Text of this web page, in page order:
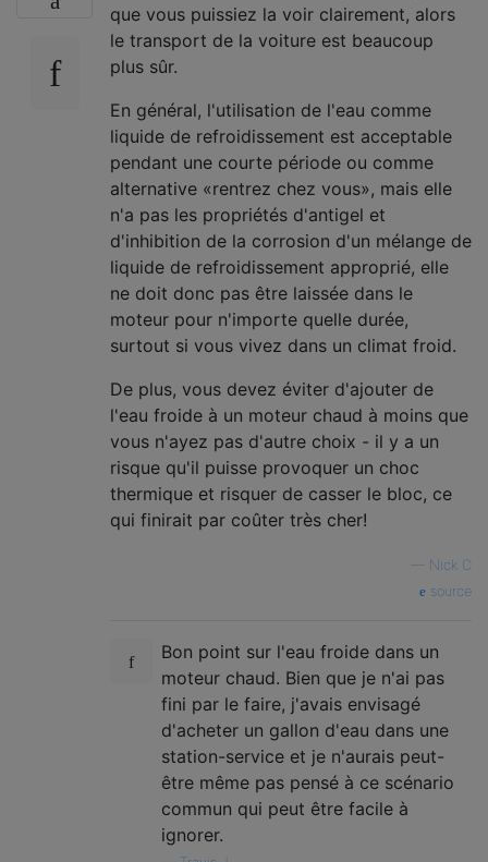
que vous puissiez la voir clairement, alors
le transport de la voiture est beaucoup
plus sûr.
En général, l'utilisation de l'eau comme
liquide de refroidissement est acceptable
pendant une courte période ou comme
alternative «rentrez chez vous», mais elle
n'a pas les propriétés d'antigel et
d'inhibition de la corrosion d'un mélange de
liquide de refroidissement approprié, elle
ne doit donc pas être laissée dans le
moteur pour n'importe quelle durée,
surtout si vous vivez dans un climat froid.
De plus, vous devez éviter d'ajouter de
l'eau froide à un moteur chaud à moins que
vous n'ayez pas d'autre choix - il y a un
risque qu'il puisse provoquer un choc
thermique et risquer de casser le bloc, ce
qui finirait par coûter très cher!
Nick C
source
Bon point sur l'eau froide dans un
moteur chaud. Bien que je n'ai pas
fini par le faire, j'avais envisagé
d'acheter un gallon d'eau dans une
station-service et je n'aurais peut-
être même pas pensé à ce scénario
commun qui peut être facile à
ignorer.